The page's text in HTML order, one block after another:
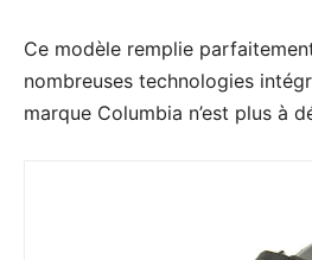
Ce modèle remplie
nombreuses technologies
marque Columbia n’est plus à